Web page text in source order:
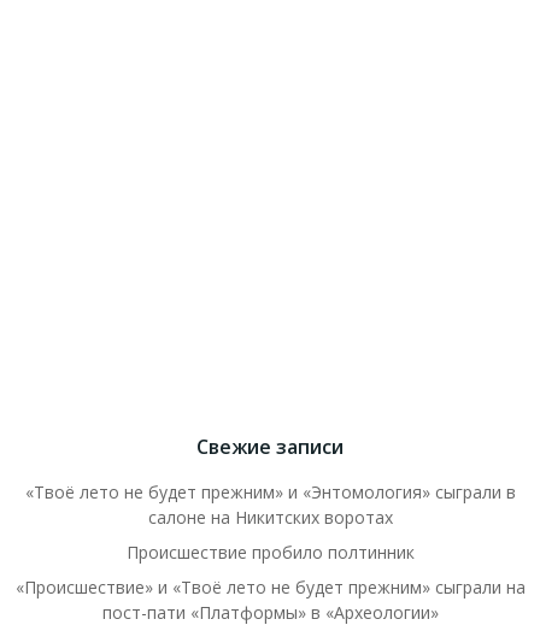
Свежие записи
«Твоё лето не будет прежним» и «Энтомология» сыграли в
салоне на Никитских воротах
Происшествие пробило полтинник
«Происшествие» и «Твоё лето не будет прежним» сыграли на
пост-пати «Платформы» в «Археологии»